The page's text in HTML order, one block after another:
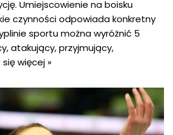
Umiejscowienie na boisku
czynności odpowiada konkretny
sportu można wyróżnić 5
atakujący, przyjmujący,
więcej »